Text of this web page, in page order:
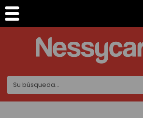
Panel de gestión de cookies